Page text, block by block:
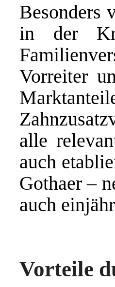
Besonders
in der
Vorreiter
alle
auch
Gothaer –
auch
Vorteile